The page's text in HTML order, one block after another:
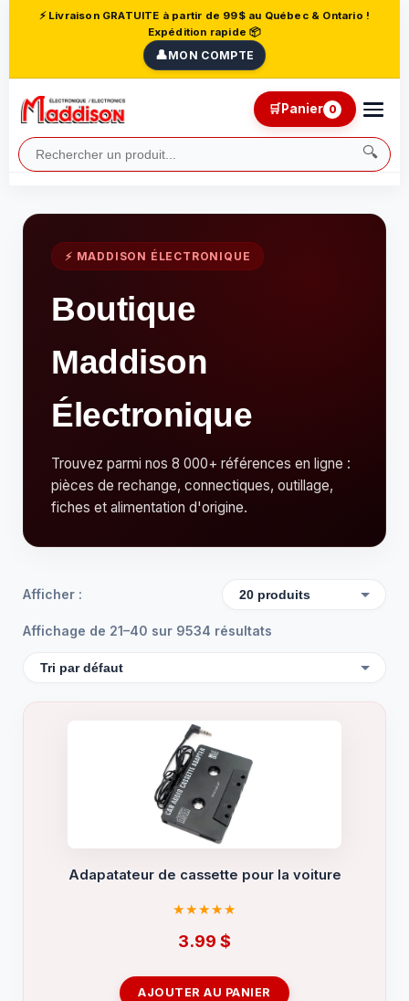
⚡ Livraison GRATUITE à partir de 99$ au Québec & Ontario !
Expédition rapide 📦
👤MON COMPTE
🔍
🛒Panier 0
⚡ MADDISON ÉLECTRONIQUE
Boutique
Maddison
Électronique
Trouvez parmi nos 8 000+ références en ligne :
pièces de rechange, connectiques, outillage,
fiches et alimentation d'origine.
Afficher :
Affichage de 21–40 sur 9534 résultats
Adapatateur de cassette pour la voiture
3.99 $
AJOUTER AU PANIER